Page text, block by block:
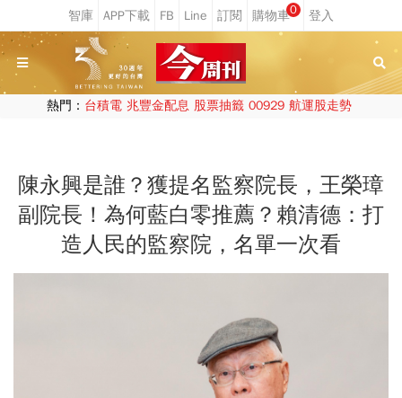
0
熱門： 台積電 兆豐金配息 股票抽籤 00929 航運股走勢
陳永興是誰？獲提名監察院長，王榮璋
副院長！為何藍白零推薦？賴清德：打
造人民的監察院，名單一次看